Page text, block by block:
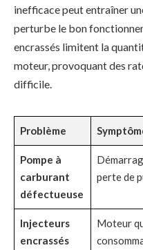
inefficace peut entraîner
perturbe le bon
encrassés limitent la
moteur, provoquant des
difficile.
Problème
Pompe à
carburant
défectueuse
perte de
Injecteurs
encrassés
Moteur